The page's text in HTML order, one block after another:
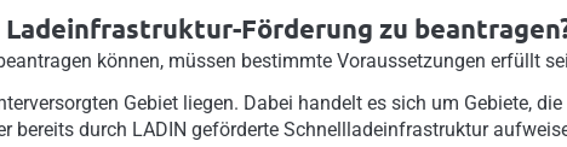
Förderung zu
können, müssen bestimmte Voraussetzungen erfüllt
Gebiet liegen. Dabei handelt es sich um Gebiete, die
bereits durch LADIN geförderte Schnellladeinfrastruktur